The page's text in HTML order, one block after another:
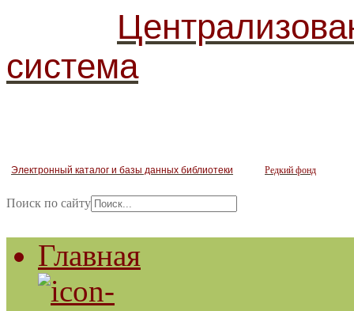
система
Электронный каталог и базы данных библиотеки Редкий фонд
Поиск по сайту
Главная